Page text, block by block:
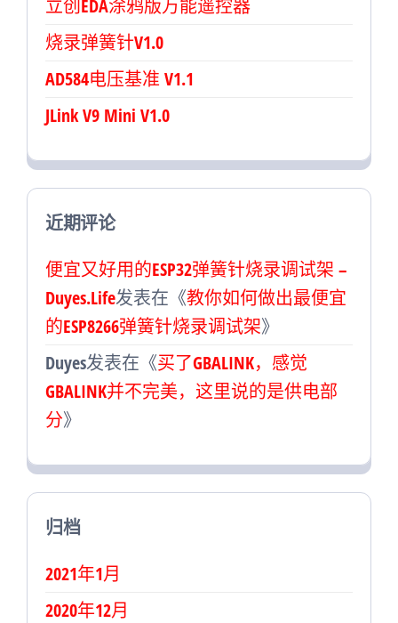
立创EDA涂鸦版万能遥控器
烧录弹簧针V1.0
AD584电压基准 V1.1
JLink V9 Mini V1.0
近期评论
便宜又好用的ESP32弹簧针烧录调试架 –
Duyes.Life发表在《教你如何做出最便宜
的ESP8266弹簧针烧录调试架》
Duyes发表在《买了GBALINK，感觉
GBALINK并不完美，这里说的是供电部
分》
归档
2021年1月
2020年12月